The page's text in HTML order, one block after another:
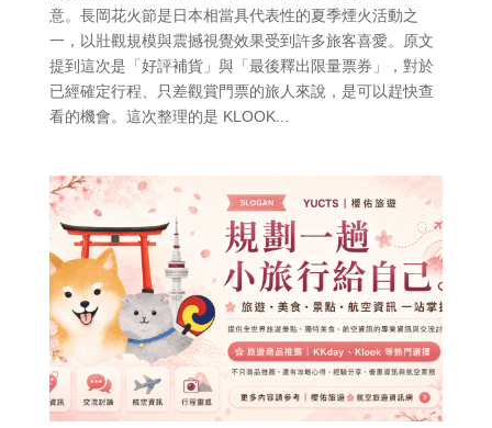
意。長岡花火節是日本相當具代表性的夏季煙火活動之
一，以壯觀規模與震撼視覺效果受到許多旅客喜愛。原文
提到這次是「好評補貨」與「最後釋出限量票券」，對於
已經確定行程、只差觀賞門票的旅人來說，是可以趕快查
看的機會。這次整理的是 KLOOK...